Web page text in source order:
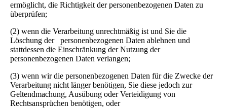
ermöglicht, die Richtigkeit der personenbezogenen Daten zu
überprüfen;
(2) wenn die Verarbeitung unrechtmäßig ist und Sie die
Löschung der personenbezogenen Daten ablehnen und
stattdessen die Einschränkung der Nutzung der
personenbezogenen Daten verlangen;
(3) wenn wir die personenbezogenen Daten für die Zwecke der
Verarbeitung nicht länger benötigen, Sie diese jedoch zur
Geltendmachung, Ausübung oder Verteidigung von
Rechtsansprüchen benötigen, oder